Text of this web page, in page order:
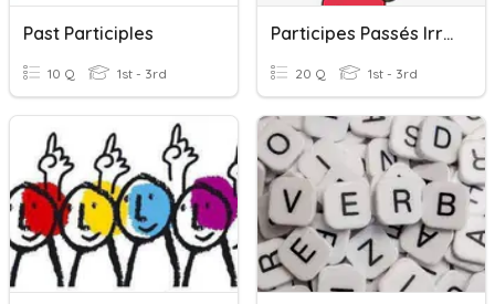
Past Participles
10 Q 1st - 3rd
Participes Passés Irréguliers
20 Q 1st - 3rd